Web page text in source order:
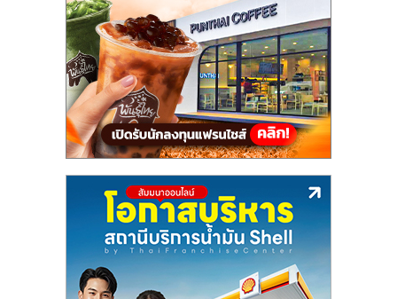
ไชส์
ขาย
หน้า
บ้าน
ลงทุน
น้อย